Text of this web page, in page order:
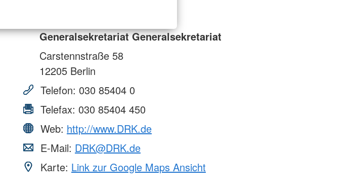
Generalsekretariat Generalsekretariat
Carstennstraße 58
12205 Berlin
Telefon: 030 85404 0
Telefax: 030 85404 450
Web: http://www.DRK.de
E-Mail: DRK@DRK.de
Karte: Link zur Google Maps Ansicht